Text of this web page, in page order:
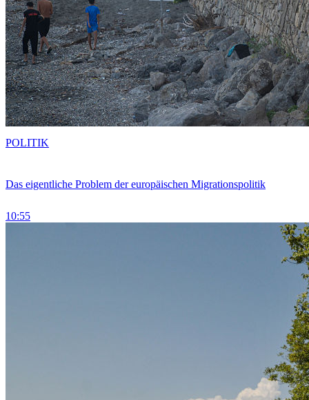
Das eigentliche Problem der europäischen Migrationspolitik
10:55
POLITIK